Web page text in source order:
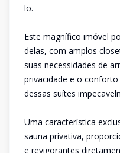
lo.
Este magnífico imóvel
delas, com amplos
suas necessidades de
privacidade e o
dessas suítes
Uma característica
sauna privativa,
e revigorantes